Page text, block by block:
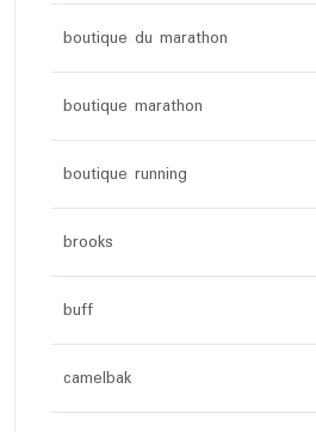
boutique du marathon
boutique marathon
boutique running
brooks
buff
camelbak